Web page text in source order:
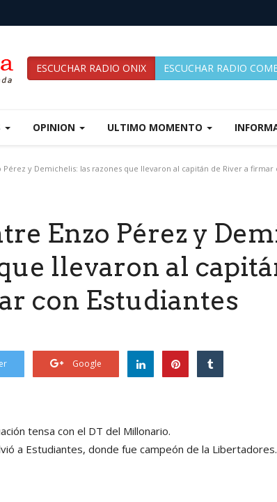
ESCUCHAR RADIO ONIX ESCUCHAR RADIO
OPINION ULTIMO MOMENTO
Pérez y Demichelis: las razones que llevaron al capitán de River a firmar
Enzo Pérez y
llevaron al
con Estudiantes
Google
tensa con el DT del Millonario.
a Estudiantes, donde fue campeón de la Libertadores.